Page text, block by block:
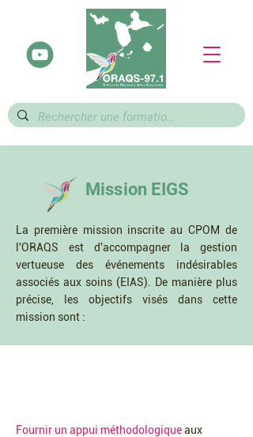
Mission EIGS
La première mission inscrite au CPOM de
l'ORAQS est d'accompagner la gestion
vertueuse des événements indésirables
associés aux soins (EIAS). De manière plus
précise, les objectifs visés dans cette
mission sont :
Fournir un appui méthodologiqueaux